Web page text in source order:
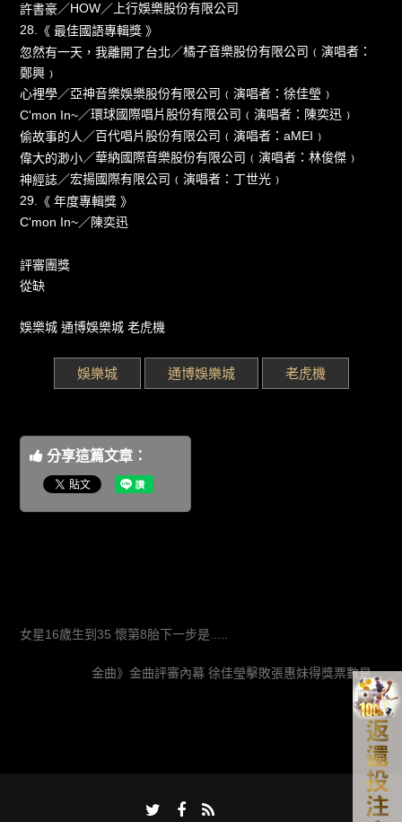
許書豪／HOW／上行娛樂股份有限公司
28.
《 最佳國語專輯獎 》
忽然有一天，我離開了台北 ／橘子音樂股份有限公司﹙演唱者：
鄭興﹚
心裡學／亞神音樂娛樂股份有限公司﹙演唱者：徐佳瑩﹚
C'mon In~／環球國際唱片股份有限公司﹙演唱者：陳奕迅﹚
偷故事的人 ／百代唱片股份有限公司﹙演唱者：aMEI﹚
偉大的渺小／華納國際音樂股份有限公司﹙演唱者：林俊傑﹚
神經誌／宏揚國際有限公司﹙演唱者：丁世光﹚
29.
《 年度專輯獎 》
C'mon In~／陳奕迅
評審團獎
從缺
娛樂城 通博娛樂城 老虎機
娛樂城 通博娛樂城 老虎機
分享這篇文章：
女星16歲生到35 懷第8胎下一步是.....
金曲》金曲評審內幕 徐佳瑩擊敗張惠妹得獎票數是...